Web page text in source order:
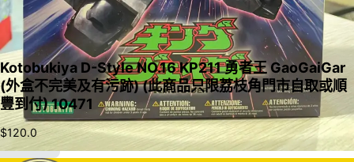
入購物車
Kotobukiya D-Style NO.16 KP211 勇者王 GaoGaiGar
(外盒不完美及有污跡) (此商品只限荔枝角門市自取或順
豐到付) 10471
$120.0